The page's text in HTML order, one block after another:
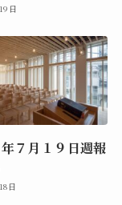
日
７月１９日週報
日